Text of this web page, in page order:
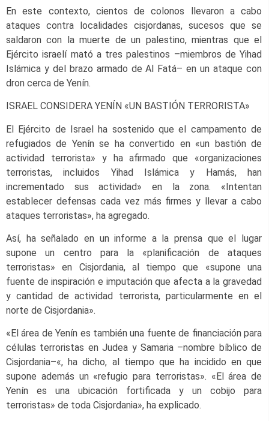
En este contexto, cientos de colonos llevaron a cabo
ataques contra localidades cisjordanas, sucesos que se
saldaron con la muerte de un palestino, mientras que el
Ejército israelí mató a tres palestinos –miembros de Yihad
Islámica y del brazo armado de Al Fatá– en un ataque con
dron cerca de Yenín.
ISRAEL CONSIDERA YENÍN «UN BASTIÓN TERRORISTA»
El Ejército de Israel ha sostenido que el campamento de
refugiados de Yenín se ha convertido en «un bastión de
actividad terrorista» y ha afirmado que «organizaciones
terroristas, incluidos Yihad Islámica y Hamás, han
incrementado sus actividad» en la zona. «Intentan
establecer defensas cada vez más firmes y llevar a cabo
ataques terroristas», ha agregado.
Así, ha señalado en un informe a la prensa que el lugar
supone un centro para la «planificación de ataques
terroristas» en Cisjordania, al tiempo que «supone una
fuente de inspiración e imputación que afecta a la gravedad
y cantidad de actividad terrorista, particularmente en el
norte de Cisjordania».
«El área de Yenín es también una fuente de financiación para
células terroristas en Judea y Samaria –nombre bíblico de
Cisjordania–«, ha dicho, al tiempo que ha incidido en que
supone además un «refugio para terroristas». «El área de
Yenín es una ubicación fortificada y un cobijo para
terroristas» de toda Cisjordania», ha explicado.